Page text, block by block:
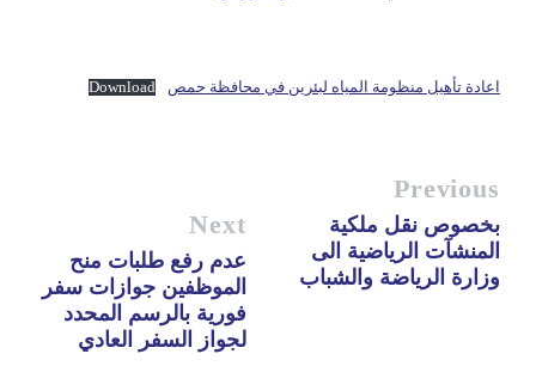
اعادة تأهيل منظومة المياه لبئرين في محافظة حمص Download
Previous
بخصوص نقل ملكية
المنشآت الرياضية الى
وزارة الرياضة والشباب
Next
عدم رفع طلبات منح
الموظفين جوازات سفر
فورية بالرسم المحدد
لجواز السفر العادي